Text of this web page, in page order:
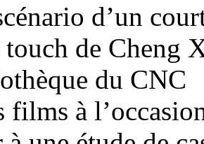
d’un
touch de Cheng
du CNC
films à